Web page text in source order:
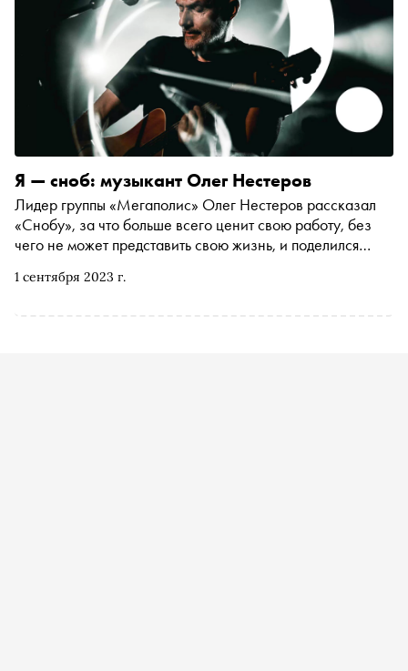
1 сентября 2023 г.
Я — сноб: музыкант Олег Нестеров
Лидер группы «Мегаполис» Олег Нестеров рассказал
«Снобу», за что больше всего ценит свою работу, без
чего не может представить свою жизнь, и поделился